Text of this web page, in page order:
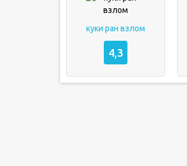
куки ран взлом
4,3